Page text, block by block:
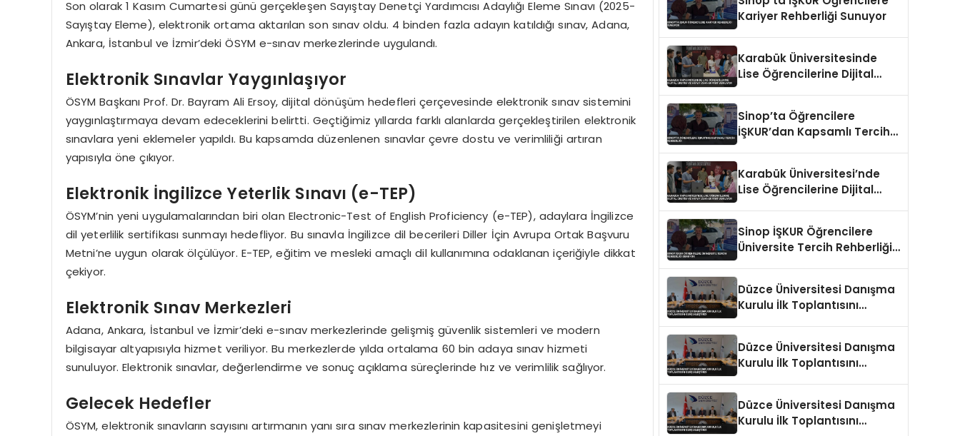
Son olarak 1 Kasım Cumartesi günü gerçekleşen Sayıştay Denetçi Yardımcısı Adaylığı Eleme Sınavı (2025-
Sayıştay Eleme), elektronik ortama aktarılan son sınav oldu. 4 binden fazla adayın katıldığı sınav, Adana,
Ankara, İstanbul ve İzmir’deki ÖSYM e-sınav merkezlerinde uygulandı.
Elektronik Sınavlar Yaygınlaşıyor
ÖSYM Başkanı Prof. Dr. Bayram Ali Ersoy, dijital dönüşüm hedefleri çerçevesinde elektronik sınav sistemini
yaygınlaştırmaya devam edeceklerini belirtti. Geçtiğimiz yıllarda farklı alanlarda gerçekleştirilen elektronik
sınavlara yeni eklemeler yapıldı. Bu kapsamda düzenlenen sınavlar çevre dostu ve verimliliği artıran
yapısıyla öne çıkıyor.
Elektronik İngilizce Yeterlik Sınavı (e-TEP)
ÖSYM’nin yeni uygulamalarından biri olan Electronic-Test of English Proficiency (e-TEP), adaylara İngilizce
dil yeterlilik sertifikası sunmayı hedefliyor. Bu sınavla İngilizce dil becerileri Diller İçin Avrupa Ortak Başvuru
Metni’ne uygun olarak ölçülüyor. E-TEP, eğitim ve mesleki amaçlı dil kullanımına odaklanan içeriğiyle dikkat
çekiyor.
Elektronik Sınav Merkezleri
Adana, Ankara, İstanbul ve İzmir’deki e-sınav merkezlerinde gelişmiş güvenlik sistemleri ve modern
bilgisayar altyapısıyla hizmet veriliyor. Bu merkezlerde yılda ortalama 60 bin adaya sınav hizmeti
sunuluyor. Elektronik sınavlar, değerlendirme ve sonuç açıklama süreçlerinde hız ve verimlilik sağlıyor.
Gelecek Hedefler
ÖSYM, elektronik sınavların sayısını artırmanın yanı sıra sınav merkezlerinin kapasitesini genişletmeyi
Kariyer Rehberliği Sunuyor
Karabük Üniversitesinde
Lise Öğrencilerine Dijital
Sinop’ta Öğrencilere
İŞKUR’dan Kapsamlı Tercih
Karabük Üniversitesi’nde
Lise Öğrencilerine Dijital
Sinop İŞKUR Öğrencilere
Üniversite Tercih Rehberliği
Düzce Üniversitesi Danışma
Kurulu İlk Toplantısını
Düzce Üniversitesi Danışma
Kurulu İlk Toplantısını
Düzce Üniversitesi Danışma
Kurulu İlk Toplantısını